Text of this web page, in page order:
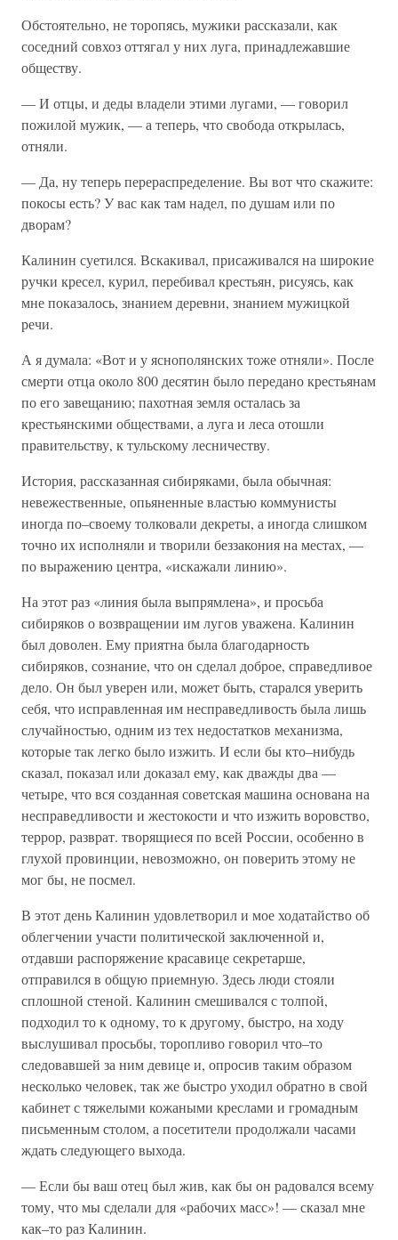
Обстоятельно, не торопясь, мужики рассказали, как
соседний совхоз оттягал у них луга, принадлежавшие
обществу.
— И отцы, и деды владели этими лугами, — говорил
пожилой мужик, — а теперь, что свобода открылась,
отняли.
— Да, ну теперь перераспределение. Вы вот что скажите:
покосы есть? У вас как там надел, по душам или по
дворам?
Калинин суетился. Вскакивал, присаживался на широкие
ручки кресел, курил, перебивал крестьян, рисуясь, как
мне показалось, знанием деревни, знанием мужицкой
речи.
А я думала: «Вот и у яснополянских тоже отняли». После
смерти отца около 800 десятин было передано крестьянам
по его завещанию; пахотная земля осталась за
крестьянскими обществами, а луга и леса отошли
правительству, к тульскому лесничеству.
История, рассказанная сибиряками, была обычная:
невежественные, опьяненные властью коммунисты
иногда по–своему толковали декреты, а иногда слишком
точно их исполняли и творили беззакония на местах, —
по выражению центра, «искажали линию».
На этот раз «линия была выпрямлена», и просьба
сибиряков о возвращении им лугов уважена. Калинин
был доволен. Ему приятна была благодарность
сибиряков, сознание, что он сделал доброе, справедливое
дело. Он был уверен или, может быть, старался уверить
себя, что исправленная им несправедливость была лишь
случайностью, одним из тех недостатков механизма,
которые так легко было изжить. И если бы кто–нибудь
сказал, показал или доказал ему, как дважды два —
четыре, что вся созданная советская машина основана на
несправедливости и жестокости и что изжить воровство,
террор, разврат. творящиеся по всей России, особенно в
глухой провинции, невозможно, он поверить этому не
мог бы, не посмел.
В этот день Калинин удовлетворил и мое ходатайство об
облегчении участи политической заключенной и,
отдавши распоряжение красавице секретарше,
отправился в общую приемную. Здесь люди стояли
сплошной стеной. Калинин смешивался с толпой,
подходил то к одному, то к другому, быстро, на ходу
выслушивал просьбы, торопливо говорил что–то
следовавшей за ним девице и, опросив таким образом
несколько человек, так же быстро уходил обратно в свой
кабинет с тяжелыми кожаными креслами и громадным
письменным столом, а посетители продолжали часами
ждать следующего выхода.
— Если бы ваш отец был жив, как бы он радовался всему
тому, что мы сделали для «рабочих масс»! — сказал мне
как–то раз Калинин.